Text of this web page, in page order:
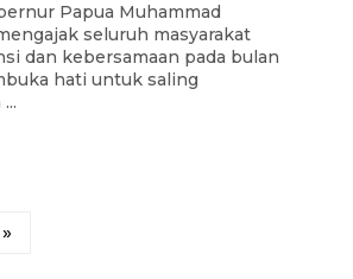
Papua Muhammad
seluruh masyarakat
dan kebersamaan pada bulan
hati untuk saling
»